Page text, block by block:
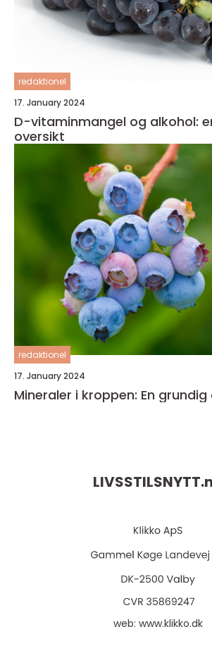
redaktionel
17. January 2024
D-vitaminmangel og alkohol:
oversikt
redaktionel
17. January 2024
Mineraler i kroppen: En
LIVSSTILSNYTT.
web: www.klikko.dk